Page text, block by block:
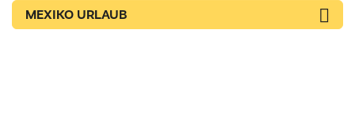
MEXIKO URLAUB